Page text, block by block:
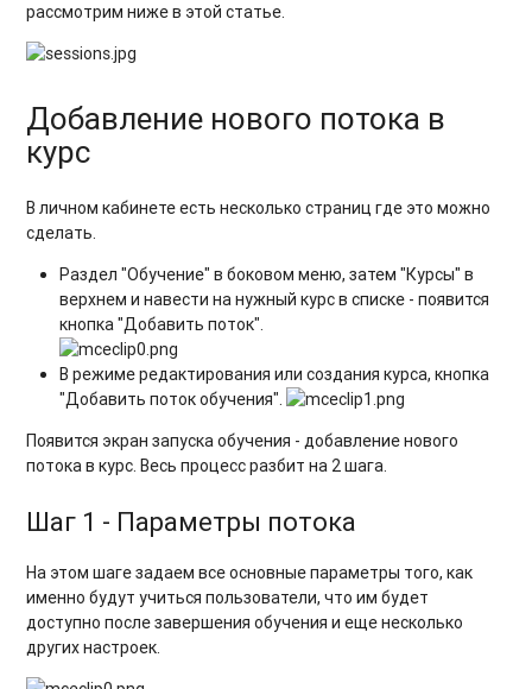
рассмотрим ниже в этой статье.
Добавление нового потока в
курс
В личном кабинете есть несколько страниц где это можно
сделать.
Раздел "Обучение" в боковом меню, затем "Курсы" в
верхнем и навести на нужный курс в списке - появится
кнопка "Добавить поток".
В режиме редактирования или создания курса, кнопка
"Добавить поток обучения".
Появится экран запуска обучения - добавление нового
потока в курс. Весь процесс разбит на 2 шага.
Шаг 1 - Параметры потока
На этом шаге задаем все основные параметры того, как
именно будут учиться пользователи, что им будет
доступно после завершения обучения и еще несколько
других настроек.